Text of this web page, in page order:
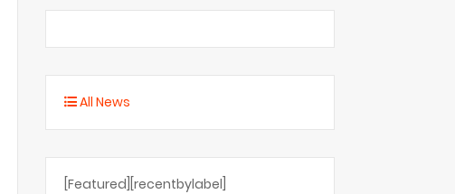
All News
[Featured][recentbylabel]